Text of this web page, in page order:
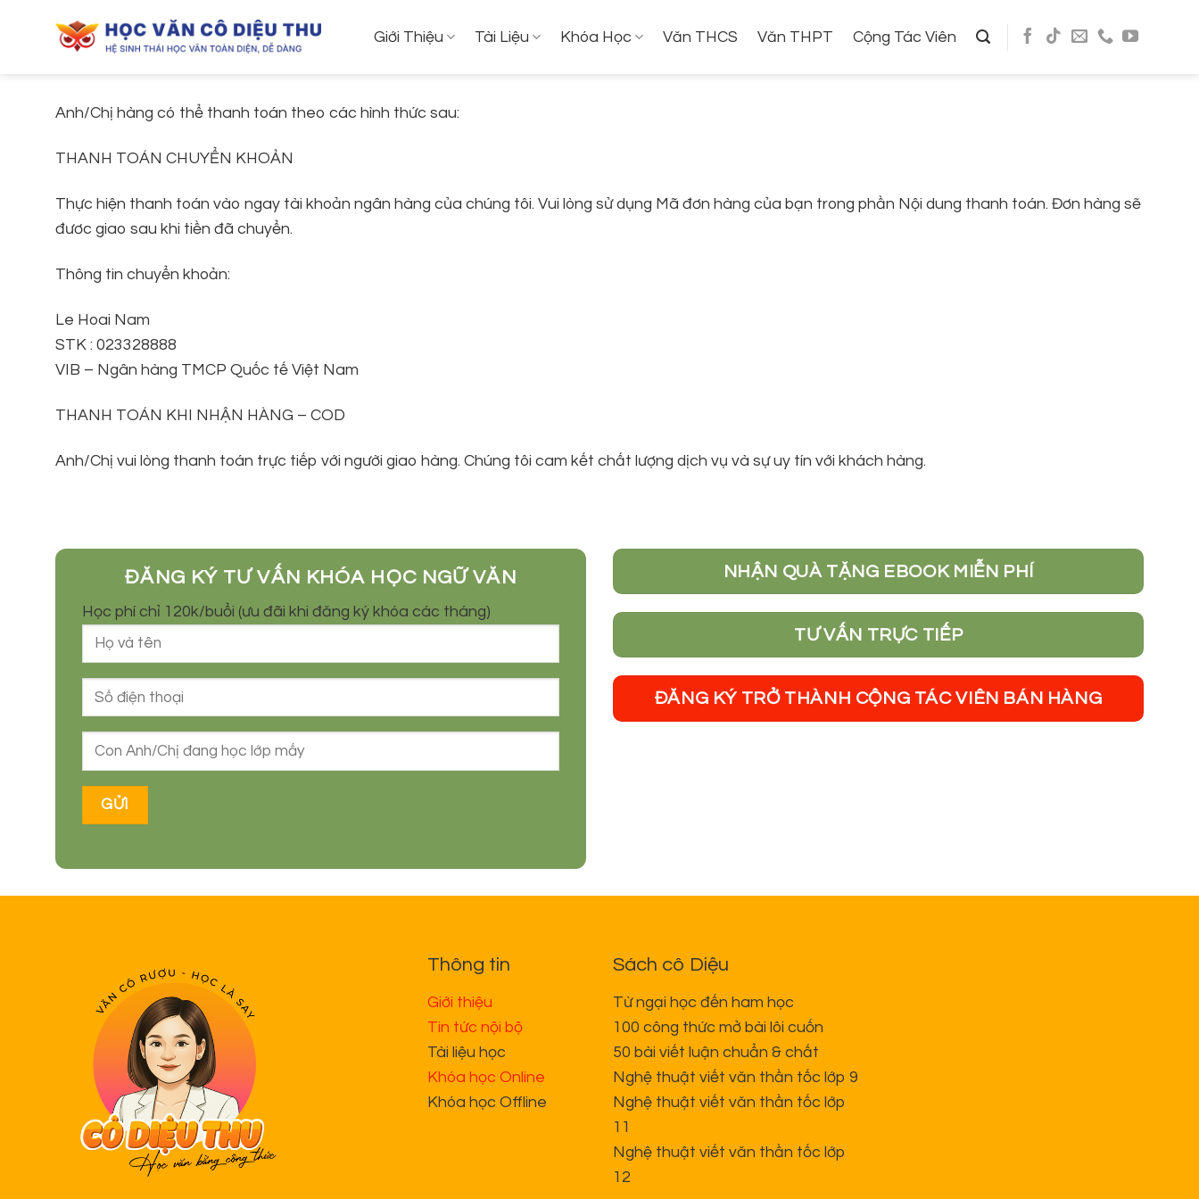
Giới Thiệu Tài Liệu Khóa Học Văn THCS Văn THPT Cộng Tác Viên
Anh/Chị hàng có thể thanh toán theo các hình thức sau:
THANH TOÁN CHUYỂN KHOẢN
Thực hiện thanh toán vào ngay tài khoản ngân hàng của chúng tôi. Vui lòng sử dụng Mã đơn hàng của bạn trong phần Nội dung thanh toán. Đơn hàng sẽ
đươc giao sau khi tiền đã chuyển.
Thông tin chuyển khoản:
Le Hoai Nam
STK : 023328888
VIB – Ngân hàng TMCP Quốc tế Việt Nam
THANH TOÁN KHI NHẬN HÀNG – COD
Anh/Chị vui lòng thanh toán trực tiếp với người giao hàng. Chúng tôi cam kết chất lượng dịch vụ và sự uy tín với khách hàng.
ĐĂNG KÝ TƯ VẤN KHÓA HỌC NGỮ VĂN
Học phí chỉ 120k/buổi (ưu đãi khi đăng ký khóa các tháng)
NHẬN QUÀ TẶNG EBOOK MIỄN PHÍ
TƯ VẤN TRỰC TIẾP
ĐĂNG KÝ TRỞ THÀNH CỘNG TÁC VIÊN BÁN HÀNG
Thông tin
Giới thiệu
Tin tức nội bộ
Tài liệu học
Khóa học Online
Khóa học Offline
Sách cô Diệu
Từ ngại học đến ham học
100 công thức mở bài lôi cuốn
50 bài viết luận chuẩn & chất
Nghệ thuật viết văn thần tốc lớp 9
Nghệ thuật viết văn thần tốc lớp
11
Nghệ thuật viết văn thần tốc lớp
12